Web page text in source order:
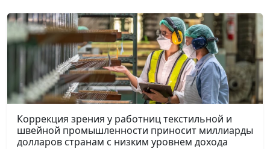
Коррекция зрения у работниц текстильной и
швейной промышленности приносит миллиарды
долларов странам с низким уровнем дохода